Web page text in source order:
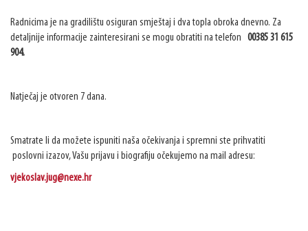
Radnicima je na gradilištu osiguran smještaj i dva topla obroka dnevno. Za
detaljnije informacije zainteresirani se mogu obratiti na telefon 00385 31 615
904.
Natječaj je otvoren 7 dana.
Smatrate li da možete ispuniti naša očekivanja i spremni ste prihvatiti
poslovni izazov, Vašu prijavu i biografiju očekujemo na mail adresu:
vjekoslav.jug@nexe.hr